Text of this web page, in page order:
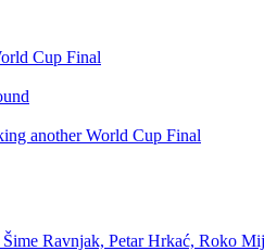
Cup Final
another World Cup Final
Ravnjak, Petar Hrkać, Roko